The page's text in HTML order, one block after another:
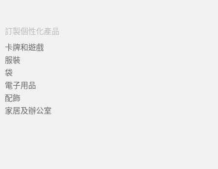
訂製個性化產品
卡牌和遊戲
服裝
袋
電子用品
配飾
家居及辦公室